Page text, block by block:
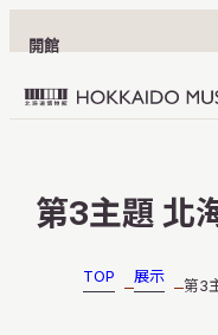
開館
Hokkaido
第3主題 北
TOP 展示 第3